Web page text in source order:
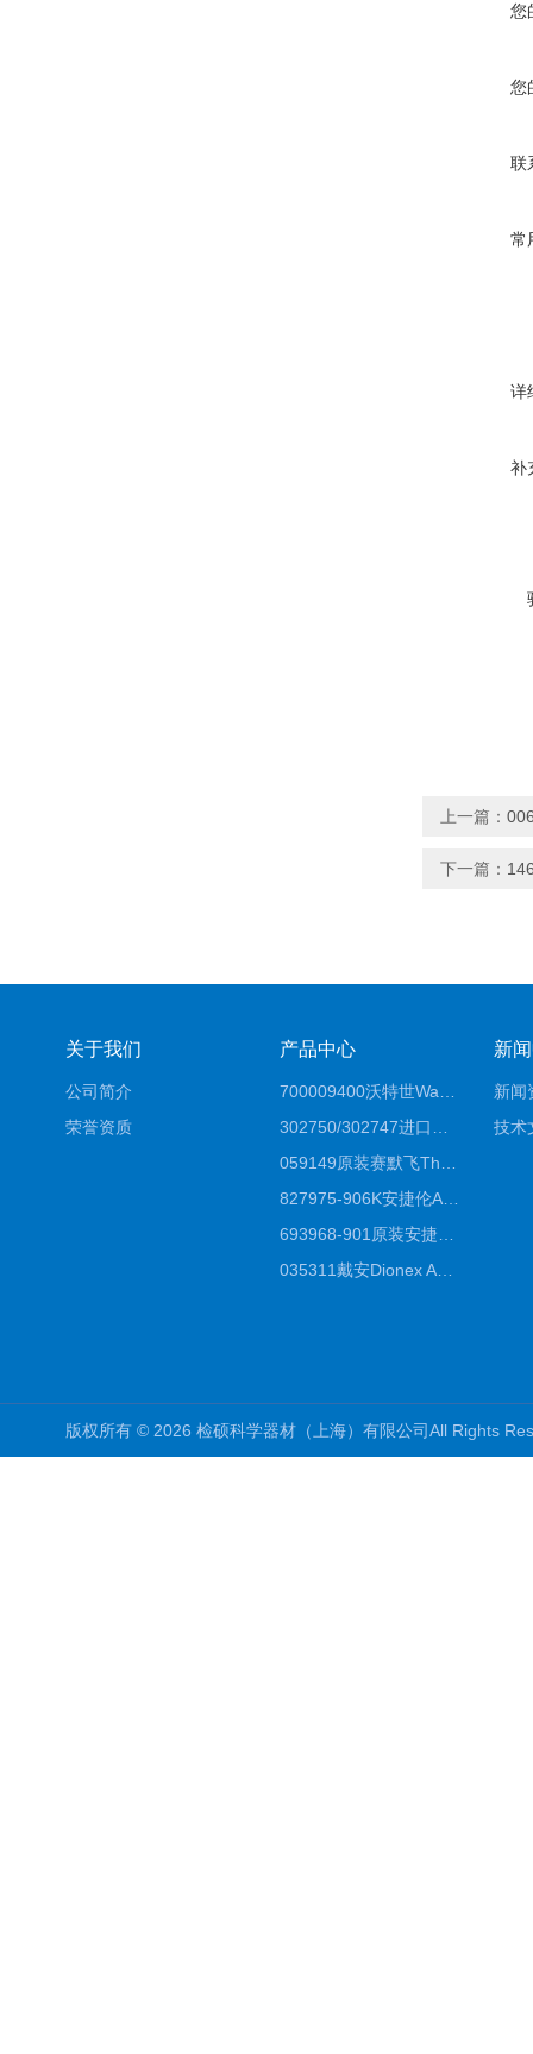
您
您
联
常
详
补
上一篇：
下一篇：
关于我们
公司简介
荣誉资质
产品中心
827975-906K安捷伦Agilent原装ZORBAX液相色谱柱*
035311戴安Dionex AS4分析柱阴离子交换色谱柱厂家
新
新闻
技术
版权所有 © 2026 检硕科学器材（上海）有限公司All Rights